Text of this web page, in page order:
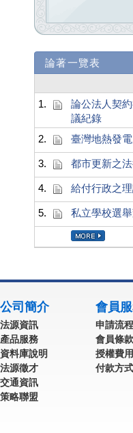
論著一覽表
1.
論公法人契
議紀錄
2.
臺灣地熱發
3. 都市更新之
4. 給付行政之
5. 私立學校選
公司簡介
法源資訊
產品服務
資料庫說明
法源徵才
交通資訊
策略聯盟
會員
申請流程
會員條款
授權費用
付款方式